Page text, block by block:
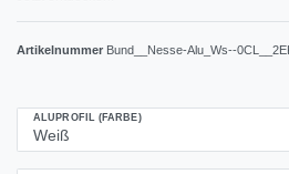
Artikelnummer Bund__Nesse-Alu_Ws--
ALUPROFIL (FARBE)